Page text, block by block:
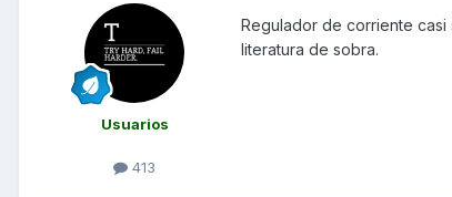
Usuarios
413
Regulador de corriente
literatura de sobra.